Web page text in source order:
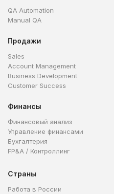
QA Automation
Manual QA
Продажи
Sales
Account Management
Business Development
Customer Success
Финансы
Финансовый анализ
Управление финансами
Бухгалтерия
FP&A / Контроллинг
Страны
Работа в России